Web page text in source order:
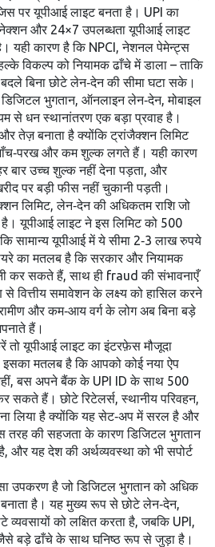
पर यूपीआई लाइट बनता है। UPI का
और 24×7 उपलब्धता यूपीआई लाइट
यही कारण है कि NPCI,नेशनल पेमेन्ट्स
विकल्प को नियामक ढाँचे में डाला – ताकि
बिना छोटे लेन‑देन की सीमा घटा सके।
डिजिटल भुगतान, ऑनलाइन लेन‑देन, मोबाइल
से धन स्थानांतरणएक बड़ा प्रवाह है।
तेज़ बनाता है क्योंकि ट्रांजैक्शन लिमिट
और कम शुल्क लगते हैं। यही कारण
बार उच्च शुल्क नहीं देना पड़ता, और
पर बड़ी फीस नहीं चुकानी पड़ती।
लिमिट,लेन‑देन की अधिकतम राशि जो
है। यूपीआई लाइट ने इस लिमिट को 500
सामान्य यूपीआई में ये सीमा 2‑3 लाख रुपये
का मतलब है कि सरकार और नियामक
कर सकते हैं, साथ ही fraud की संभावनाएँ
वित्तीय समावेशन के लक्ष्य को हासिल करने
और कम‑आय वर्ग के लोग अब बिना बड़े
हैं।
तो यूपीआई लाइट का इंटरफ़ेस मौजूदा
इसका मतलब है कि आपको कोई नया ऐप
बस अपने बैंक के UPI ID के साथ 500
सकते हैं। छोटे रिटेलर्स, स्थानीय परिवहन,
लिया है क्योंकि यह सेट‑अप में सरल है और
तरह की सहजता के कारण डिजिटल भुगतान
और यह देश की अर्थव्यवस्था को भी सपोर्ट
उपकरण है जो डिजिटल भुगतान को अधिक
है। यह मुख्य रूप से छोटे लेन‑देन,
व्यवसायों को लक्षित करता है, जबकि UPI,
बड़े ढाँचे के साथ घनिष्ठ रूप से जुड़ा है।